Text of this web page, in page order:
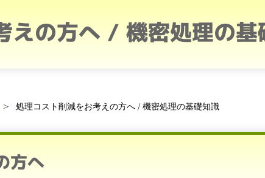
えの方へ / 機密処理の基
処理コスト削減をお考えの方へ / 機密処理の基礎知識
方へ